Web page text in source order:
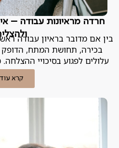
חרדה מראיונות עבודה –
בין אם מדובר בראיון עבודה
בכירה, תחושת המתח, הדופק
עלולים לפגוע בסיכויי
קרא עוד